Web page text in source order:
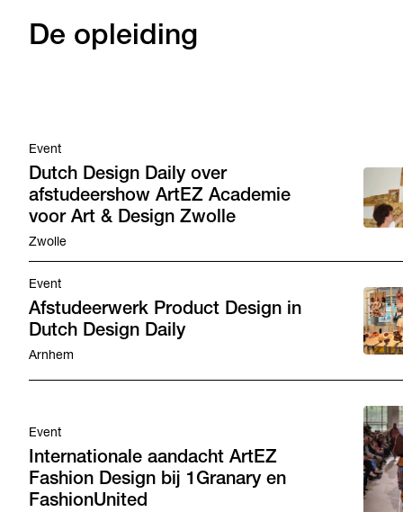
De opleiding
Event
Dutch Design Daily over
afstudeershow ArtEZ Academie
voor Art & Design Zwolle
Zwolle
Event
Afstudeerwerk Product Design in
Dutch Design Daily
Arnhem
Event
Internationale aandacht ArtEZ
Fashion Design bij 1Granary en
FashionUnited